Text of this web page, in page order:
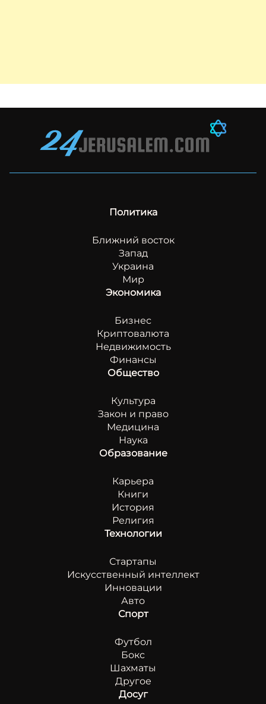
Политика
Ближний восток
Запад
Украина
Мир
Экономика
Бизнес
Криптовалюта
Недвижимость
Финансы
Общество
Культура
Закон и право
Медицина
Наука
Образование
Карьера
Книги
История
Религия
Технологии
Стартапы
Искусственный интеллект
Инновации
Авто
Спорт
Футбол
Бокс
Шахматы
Другое
Досуг